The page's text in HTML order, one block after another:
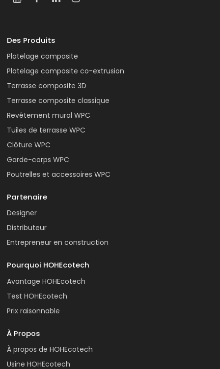
Des Produits
Platelage composite
Platelage composite co-extrusion
Terrasse composite 3D
Terrasse composite classique
Revêtement mural WPC
Tuiles de terrasse WPC
Clôture WPC
Garde-corps WPC
Poutrelles et accessoires WPC
Partenaire
Designer
Distributeur
Entrepreneur en construction
Pourquoi HOHEcotech
Avantage HOHEcotech
Test HOHEcotech
Prix raisonnable
À Propos
À propos de HOHEcotech
Usine HOHEcotech